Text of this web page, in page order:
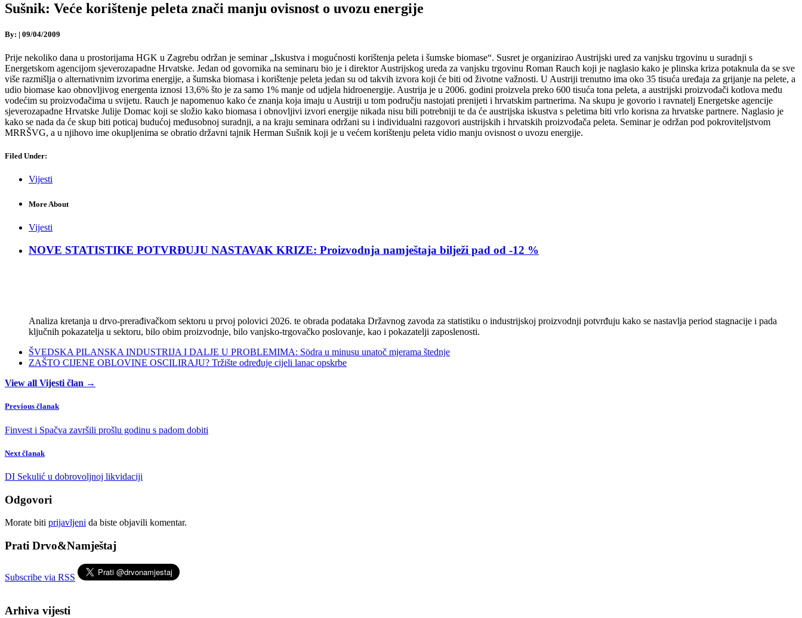
Sušnik: Veće korištenje peleta znači manju ovisnost o uvozu energije
By: | 09/04/2009
Prije nekoliko dana u prostorijama HGK u Zagrebu održan je seminar „Iskustva i mogućnosti korištenja peleta i šumske biomase“. Susret je organizirao Austrijski ured za vanjsku trgovinu u suradnji s
Energetskom agencijom sjeverozapadne Hrvatske. Jedan od govornika na seminaru bio je i direktor Austrijskog ureda za vanjsku trgovinu Roman Rauch koji je naglasio kako je plinska kriza potaknula da se sve
više razmišlja o alternativnim izvorima energije, a šumska biomasa i korištenje peleta jedan su od takvih izvora koji će biti od životne važnosti. U Austriji trenutno ima oko 35 tisuća uređaja za grijanje na pelete, a
udio biomase kao obnovljivog energenta iznosi 13,6% što je za samo 1% manje od udjela hidroenergije. Austrija je u 2006. godini proizvela preko 600 tisuća tona peleta, a austrijski proizvođači kotlova među
vodećim su proizvođačima u svijetu. Rauch je napomenuo kako će znanja koja imaju u Austriji u tom području nastojati prenijeti i hrvatskim partnerima. Na skupu je govorio i ravnatelj Energetske agencije
sjeverozapadne Hrvatske Julije Domac koji se složio kako biomasa i obnovljivi izvori energije nikada nisu bili potrebniji te da će austrijska iskustva s peletima biti vrlo korisna za hrvatske partnere. Naglasio je
kako se nada da će skup biti poticaj budućoj međusobnoj suradnji, a na kraju seminara održani su i individualni razgovori austrijskih i hrvatskih proizvođača peleta. Seminar je održan pod pokroviteljstvom
MRRŠVG, a u njihovo ime okupljenima se obratio državni tajnik Herman Sušnik koji je u većem korištenju peleta vidio manju ovisnost o uvozu energije.
Filed Under:
Vijesti
More About
Vijesti
NOVE STATISTIKE POTVRĐUJU NASTAVAK KRIZE: Proizvodnja namještaja bilježi pad od -12 %
Analiza kretanja u drvo-prerađivačkom sektoru u prvoj polovici 2026. te obrada podataka Državnog zavoda za statistiku o industrijskoj proizvodnji potvrđuju kako se nastavlja period stagnacije i pada
ključnih pokazatelja u sektoru, bilo obim proizvodnje, bilo vanjsko-trgovačko poslovanje, kao i pokazatelji zaposlenosti.
ŠVEDSKA PILANSKA INDUSTRIJA I DALJE U PROBLEMIMA: Södra u minusu unatoč mjerama štednje
ZAŠTO CIJENE OBLOVINE OSCILIRAJU? Tržište određuje cijeli lanac opskrbe
View all Vijesti član →
Previous članak
Finvest i Spačva završili prošlu godinu s padom dobiti
Next članak
DI Sekulić u dobrovoljnoj likvidaciji
Odgovori
Morate biti prijavljeni da biste objavili komentar.
Prati Drvo&Namještaj
Subscribe via RSS
Arhiva vijesti